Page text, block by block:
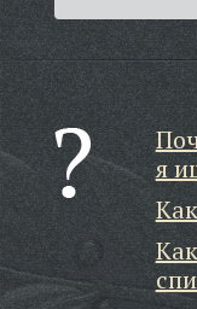
я